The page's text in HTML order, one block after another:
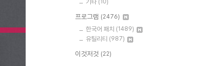
기타 (10)
프로그램 (2476)
한국어 패치 (1489)
유틸리티 (987)
이것저것 (22)